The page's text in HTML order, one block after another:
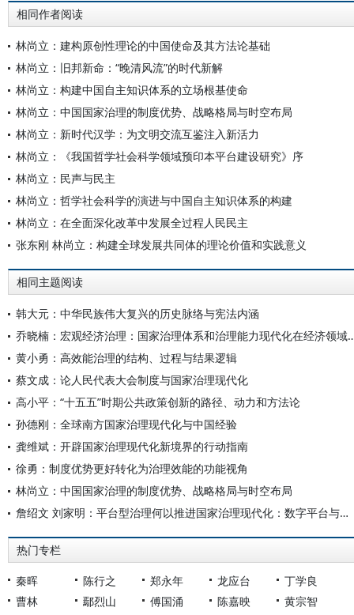
相同作者阅读
林尚立：建构原创性理论的中国使命及其方法论基础
林尚立：旧邦新命：“晚清风流”的时代新解
林尚立：构建中国自主知识体系的立场根基使命
林尚立：中国国家治理的制度优势、战略格局与时空布局
林尚立：新时代汉学：为文明交流互鉴注入新活力
林尚立：《我国哲学社会科学领域预印本平台建设研究》序
林尚立：民声与民主
林尚立：哲学社会科学的演进与中国自主知识体系的构建
林尚立：在全面深化改革中发展全过程人民民主
张东刚 林尚立：构建全球发展共同体的理论价值和实践意义
相同主题阅读
韩大元：中华民族伟大复兴的历史脉络与宪法内涵
乔晓楠：宏观经济治理：国家治
黄小勇：高效能治理的结构、过程与结果逻辑
蔡文成：论人民代表大会制度与国家治理现代化
高小平：“十五五”时期公共政策创新的路径、动力和方法论
孙德刚：全球南方国家治理现代化与中国经验
龚维斌：开辟国家治理现代化新境界的行动指南
徐勇：制度优势更好转化为治理效能的功能视角
林尚立：中国国家治理的制度优势、战略格局与时空布局
詹绍文 刘家明：平台型治理何以推进国家治理现代化：数字平台与多边平台融合的视角
热门专栏
秦晖 陈行之 郑永年 龙应台
丁学良
曹林
鄢烈山 傅国涌 陈嘉映
黄宗智